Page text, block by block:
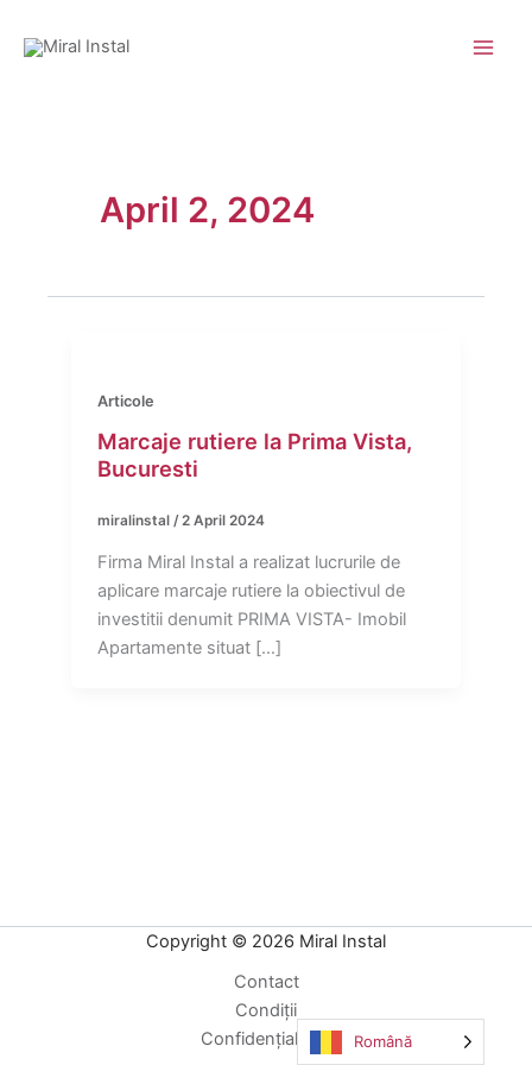
April 2, 2024
Articole
Marcaje rutiere la Prima Vista,
Bucuresti
miralinstal /2 April 2024
Firma Miral Instal a realizat lucrurile de
aplicare marcaje rutiere la obiectivul de
investitii denumit PRIMA VISTA- Imobil
Apartamente situat […]
Copyright © 2026 Miral Instal
Contact
Condiții
Confidențialitate
Română